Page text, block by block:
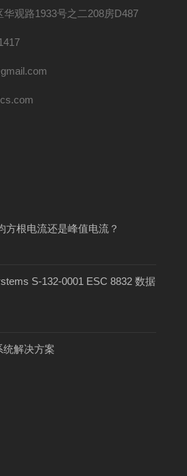
华观路1933号之二208房D487
方根电流还是峰值电流？
S-132-0001 ESC 8832 数据
统解决方案